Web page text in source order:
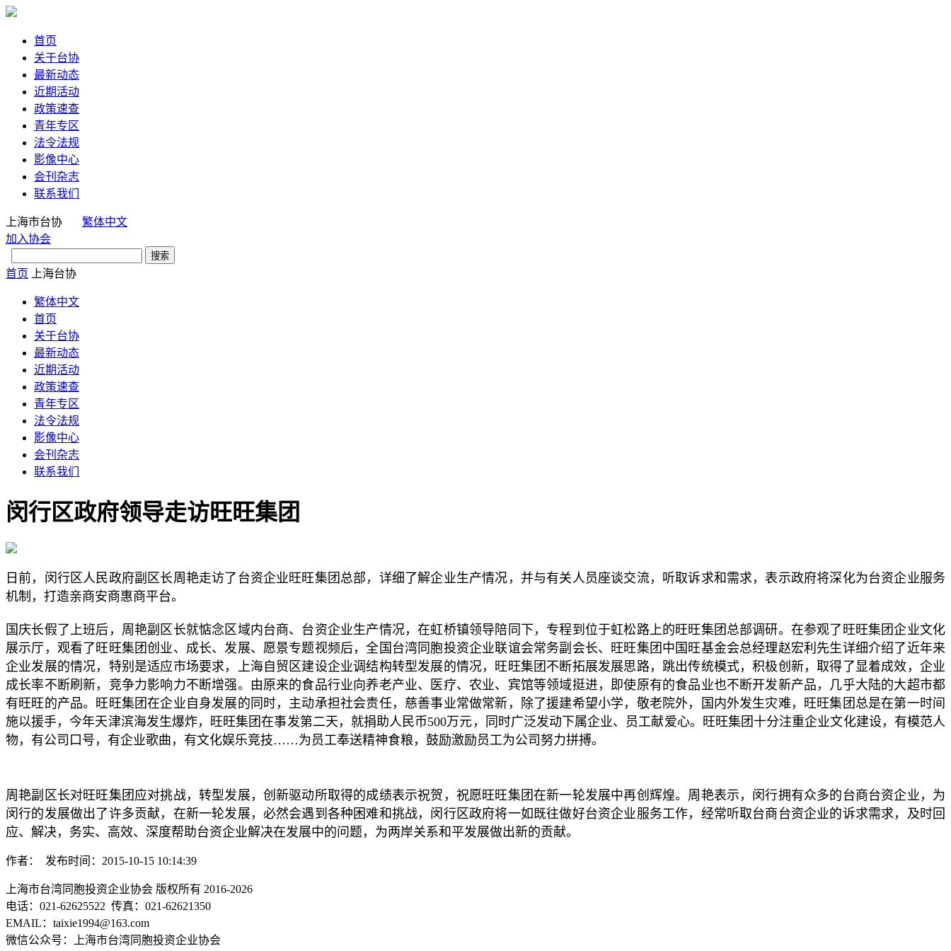
首页
关于台协
最新动态
近期活动
政策速查
青年专区
法令法规
影像中心
会刊杂志
联系我们
上海市台协
繁体中文
加入协会
首页 上海台协
繁体中文
首页
关于台协
最新动态
近期活动
政策速查
青年专区
法令法规
影像中心
会刊杂志
联系我们
闵行区政府领导走访旺旺集团
日前，闵行区人民政府副区长周艳走访了台资企业旺旺集团总部，详细了解企业生产情况，并与有关人员座谈交流，听取诉求和需求，表示政府将深化为台资企业服务
机制，打造亲商安商惠商平台。
国庆长假了上班后，周艳副区长就惦念区域内台商、台资企业生产情况，在虹桥镇领导陪同下，专程到位于虹松路上的旺旺集团总部调研。在参观了旺旺集团企业文化
展示厅，观看了旺旺集团创业、成长、发展、愿景专题视频后，全国台湾同胞投资企业联谊会常务副会长、旺旺集团中国旺基金会总经理赵宏利先生详细介绍了近年来
企业发展的情况，特别是适应市场要求，上海自贸区建设企业调结构转型发展的情况，旺旺集团不断拓展发展思路，跳出传统模式，积极创新，取得了显着成效，企业
成长率不断刷新，竞争力影响力不断增强。由原来的食品行业向养老产业、医疗、农业、宾馆等领域挺进，即使原有的食品业也不断开发新产品，几乎大陆的大超市都
有旺旺的产品。旺旺集团在企业自身发展的同时，主动承担社会责任，慈善事业常做常新，除了援建希望小学，敬老院外，国内外发生灾难，旺旺集团总是在第一时间
施以援手，今年天津滨海发生爆炸，旺旺集团在事发第二天，就捐助人民币500万元，同时广泛发动下属企业、员工献爱心。旺旺集团十分注重企业文化建设，有模范人
物，有公司口号，有企业歌曲，有文化娱乐竞技……为员工奉送精神食粮，鼓励激励员工为公司努力拼搏。
周艳副区长对旺旺集团应对挑战，转型发展，创新驱动所取得的成绩表示祝贺，祝愿旺旺集团在新一轮发展中再创辉煌。周艳表示，闵行拥有众多的台商台资企业，为
闵行的发展做出了许多贡献，在新一轮发展，必然会遇到各种困难和挑战，闵行区政府将一如既往做好台资企业服务工作，经常听取台商台资企业的诉求需求，及时回
应、解决，务实、高效、深度帮助台资企业解决在发展中的问题，为两岸关系和平发展做出新的贡献。
作者： 发布时间：2015-10-15 10:14:39
上海市台湾同胞投资企业协会 版权所有 2016-2026
电话：021-62625522 传真：021-62621350
EMAIL：taixie1994@163.com
微信公众号：上海市台湾同胞投资企业协会